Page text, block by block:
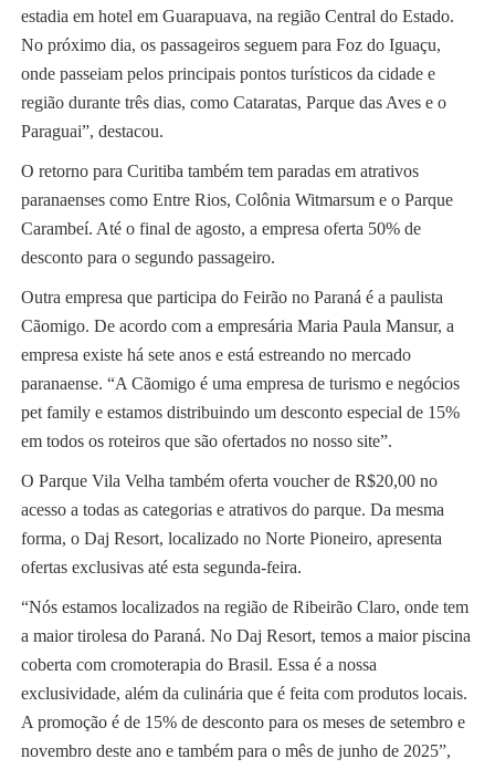
estadia em hotel em Guarapuava, na região Central do Estado.
No próximo dia, os passageiros seguem para Foz do Iguaçu,
onde passeiam pelos principais pontos turísticos da cidade e
região durante três dias, como Cataratas, Parque das Aves e o
Paraguai”, destacou.
O retorno para Curitiba também tem paradas em atrativos
paranaenses como Entre Rios, Colônia Witmarsum e o Parque
Carambeí. Até o final de agosto, a empresa oferta 50% de
desconto para o segundo passageiro.
Outra empresa que participa do Feirão no Paraná é a paulista
Cãomigo. De acordo com a empresária Maria Paula Mansur, a
empresa existe há sete anos e está estreando no mercado
paranaense. “A Cãomigo é uma empresa de turismo e negócios
pet family e estamos distribuindo um desconto especial de 15%
em todos os roteiros que são ofertados no nosso site”.
O Parque Vila Velha também oferta voucher de R$20,00 no
acesso a todas as categorias e atrativos do parque. Da mesma
forma, o Daj Resort, localizado no Norte Pioneiro, apresenta
ofertas exclusivas até esta segunda-feira.
“Nós estamos localizados na região de Ribeirão Claro, onde tem
a maior tirolesa do Paraná. No Daj Resort, temos a maior piscina
coberta com cromoterapia do Brasil. Essa é a nossa
exclusividade, além da culinária que é feita com produtos locais.
A promoção é de 15% de desconto para os meses de setembro e
novembro deste ano e também para o mês de junho de 2025”,